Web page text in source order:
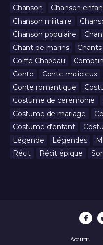
Chanson
Chanson
Chanson militaire
Chanson populaire
Chant de marins
Chants
Coiffe Chapeau
Conte
Conte malicieux
Conte romantique
Costume de cérémonie
Costume de mariage
Costume d’enfant
Légende
Légendes
Récit
Récit épique
Accueil